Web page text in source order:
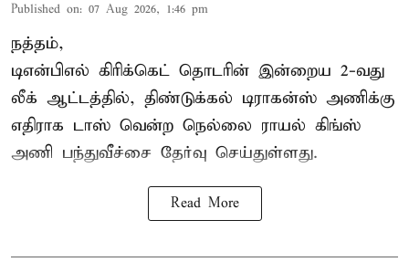
Published on: 07 Aug 2026, 1:46 pm
நத்தம்,
டிஎன்பிஎல் கிரிக்கெட் தொடரின் இன்றைய 2-வது
லீக் ஆட்டத்தில், திண்டுக்கல் டிராகன்ஸ் அணிக்கு
எதிராக டாஸ் வென்ற நெல்லை ராயல் கிங்ஸ்
அணி பந்துவீச்சை தேர்வு செய்துள்ளது.
Read More